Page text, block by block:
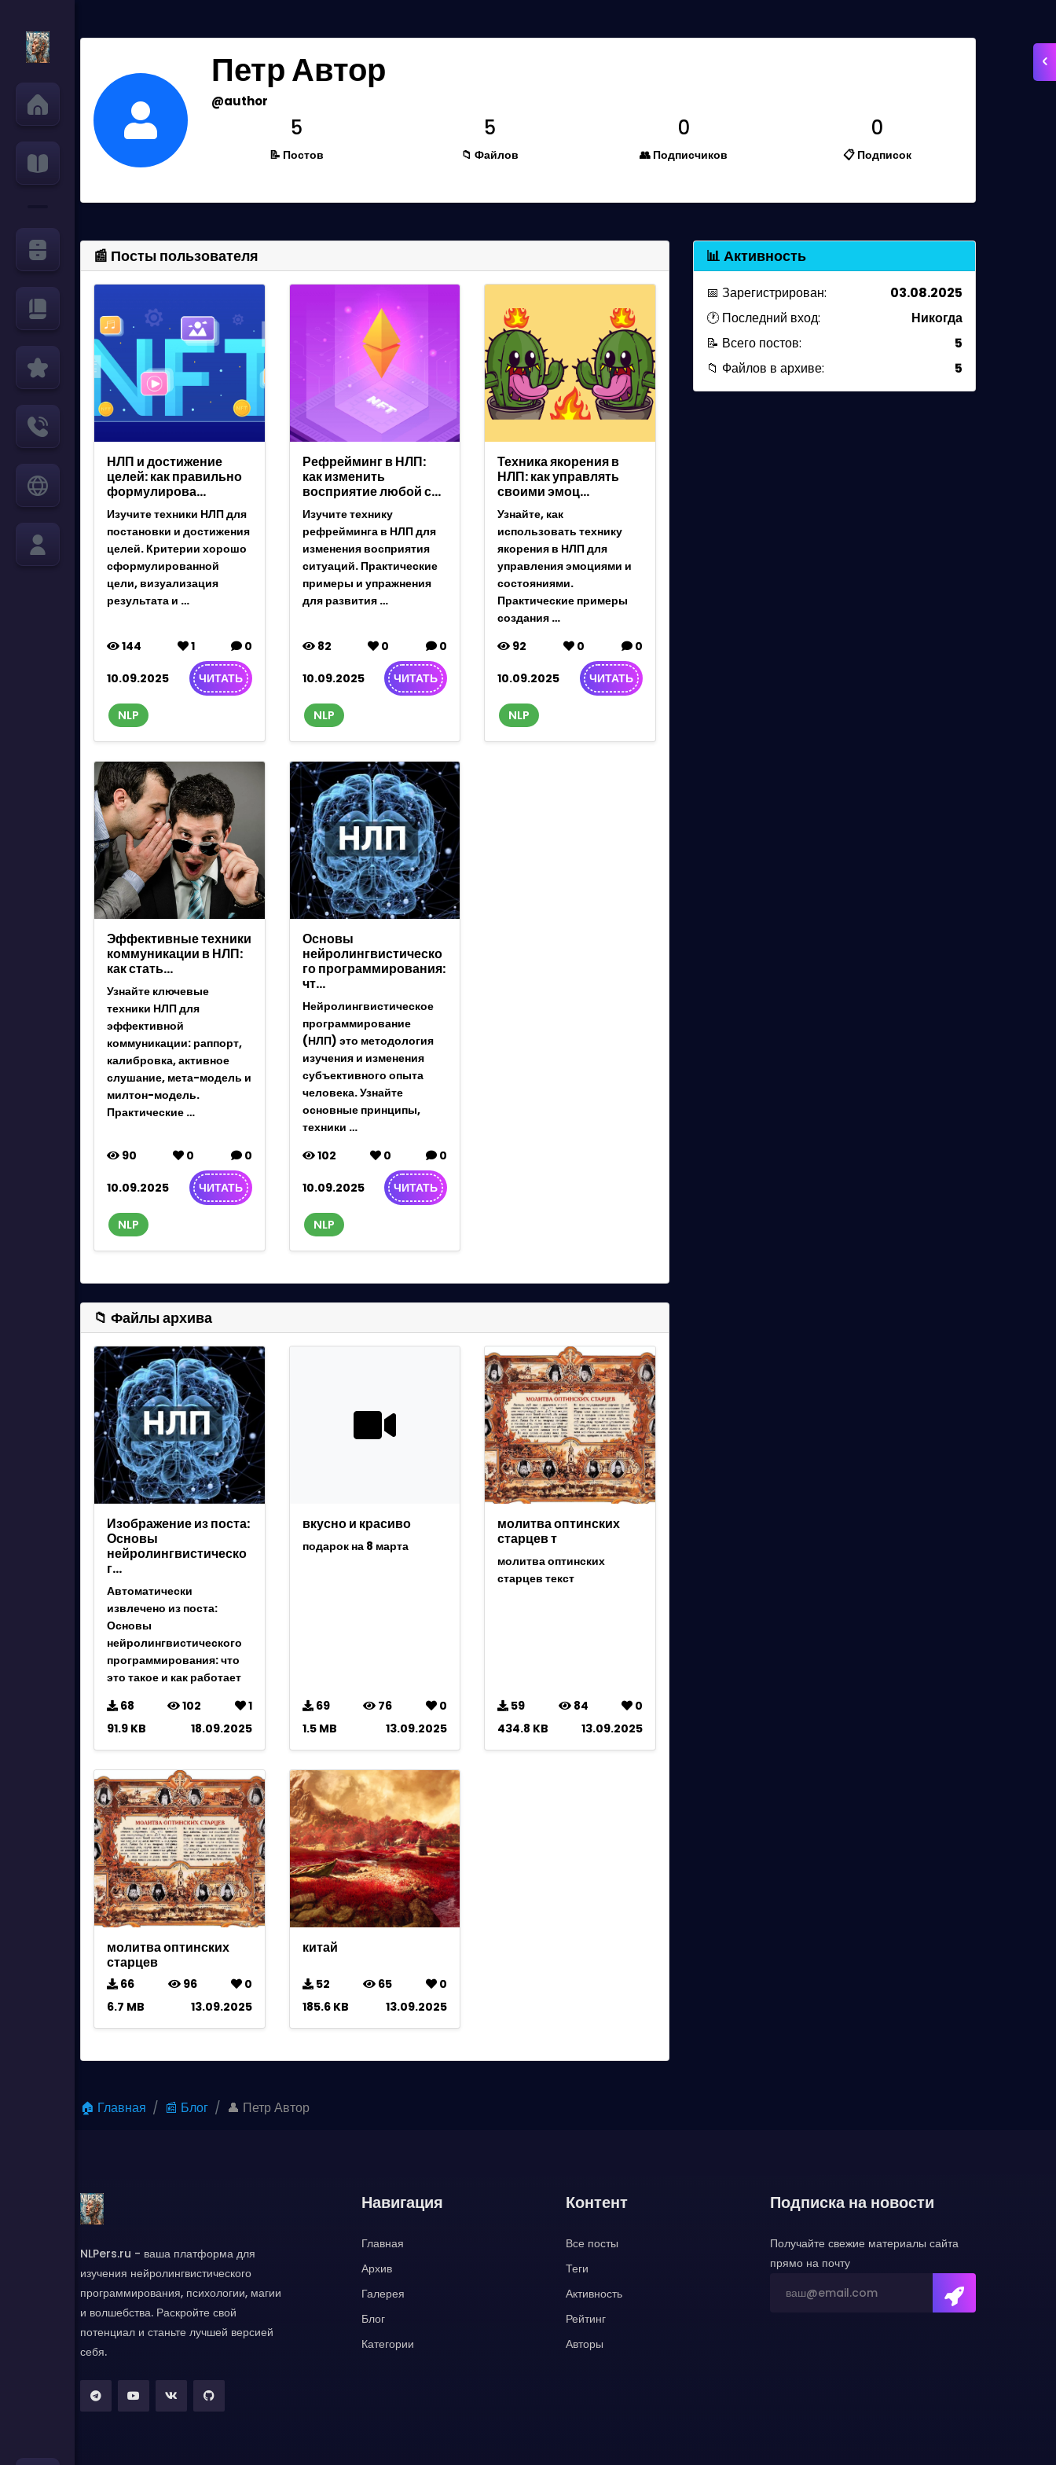
Петр Автор
@author
5
📝 Постов
5
📁 Файлов
0
👥 Подписчиков
0
📋 Подписок
📰 Посты пользователя
НЛП и достижение
целей: как правильно
формулирова…
Изучите техники НЛП для
постановки и достижения
целей. Критерии хорошо
сформулированной
цели, визуализация
результата и …
144 1 0
10.09.2025 ЧИТАТЬ
NLP
Рефрейминг в НЛП:
как изменить
восприятие любой с…
Изучите технику
рефрейминга в НЛП для
изменения восприятия
ситуаций. Практические
примеры и упражнения
для развития …
82 0 0
10.09.2025 ЧИТАТЬ
NLP
Техника якорения в
НЛП: как управлять
своими эмоц…
Узнайте, как
использовать технику
якорения в НЛП для
управления эмоциями и
состояниями.
Практические примеры
создания …
92
0 0
10.09.2025 ЧИТАТЬ
NLP
Эффективные техники
коммуникации в НЛП:
как стать…
Узнайте ключевые
техники НЛП для
эффективной
коммуникации: раппорт,
калибровка, активное
слушание, мета-модель и
милтон-модель.
Практические …
90 0 0
10.09.2025 ЧИТАТЬ
NLP
Основы
нейролингвистическо
го программирования:
чт…
Нейролингвистическое
программирование
(НЛП) это методология
изучения и изменения
субъективного опыта
человека. Узнайте
основные принципы,
техники …
102
0 0
10.09.2025 ЧИТАТЬ
NLP
📁 Файлы архива
Изображение из поста:
Основы
нейролингвистическо
г…
Автоматически
извлечено из поста:
Основы
нейролингвистического
программирования: что
это такое и как работает
68
102
1
91.9 KB
18.09.2025
вкусно и красиво
подарок на 8 марта
69 76
0
1.5 MB
13.09.2025
молитва оптинских
старцев т
молитва оптинских
старцев текст
59 84
0
434.8 KB
13.09.2025
молитва оптинских
старцев
66 96
0
6.7 MB
13.09.2025
китай
52 65
0
185.6 KB
13.09.2025
📊 Активность
📅 Зарегистрирован:
03.08.2025
🕐 Последний вход:
Никогда
📝 Всего постов:
5
📁 Файлов в архиве:
5
🏠 Главная 📰 Блог 👤 Петр Автор
NLPers.ru - ваша платформа для
изучения нейролингвистического
программирования, психологии, магии
и волшебства. Раскройте свой
потенциал и станьте лучшей версией
себя.
Навигация
Главная
Архив
Галерея
Блог
Категории
Контент
Все посты
Теги
Активность
Рейтинг
Авторы
Подписка на новости
Получайте свежие материалы сайта
прямо на почту